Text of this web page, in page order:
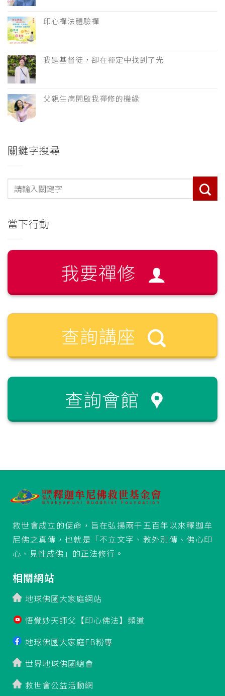
印心禪法體驗禪
我是基督徒，卻在禪定中找到了光
父親生病開啟我禪修的機緣
關鍵字搜尋
當下行動
我要禪修
查詢講座
查詢會館
救世會成立的使命，旨在弘揚兩千五百年以來釋迦牟
尼佛之真傳，也就是「不立文字、教外別傳、佛心印
心、見性成佛」的正法修行。
相關網站
地球佛國大家庭網站
悟覺妙天師父【印心佛法】頻道
地球佛國大家庭FB粉專
世界地球佛國總會
救世會公益活動網